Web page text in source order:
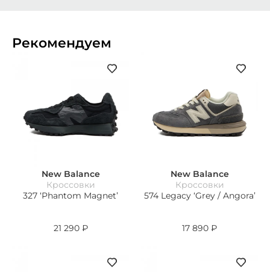
Рекомендуем
New Balance
Кроссовки
327 ‘Phantom Magnet’
21 290 ₽
New Balance
Кроссовки
574 Legacy ‘Grey / Angora’
17 890 ₽